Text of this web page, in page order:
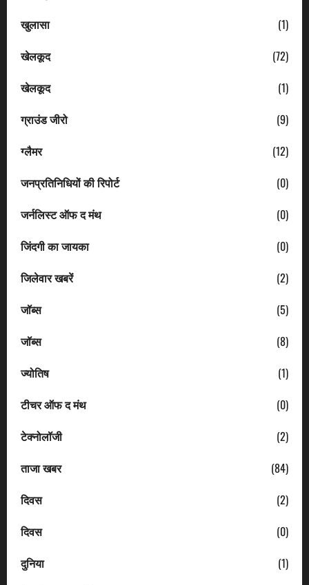
खुलासा
(1)
खेलकूद
(72)
खेलकूद
(1)
ग्राउंड जीरो
(9)
ग्लैमर
(12)
जनप्रतिनिधियों की रिपोर्ट
(0)
जर्नलिस्ट ऑफ द मंथ
(0)
जिंदगी का जायका
(0)
जिलेवार खबरें
(2)
जॉब्स
(5)
जॉब्स
(8)
ज्योतिष
(1)
टीचर ऑफ द मंथ
(0)
टेक्नोलॉजी
(2)
ताजा खबर
(84)
दिवस
(2)
दिवस
(0)
दुनिया
(1)